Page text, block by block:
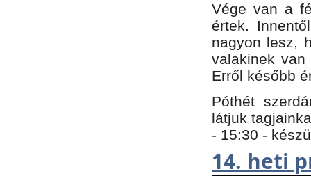
Vége van a
értek.
nagyon lesz,
valakinek
Erről később
Póthét
látjuk
- 15:30 -
14. heti